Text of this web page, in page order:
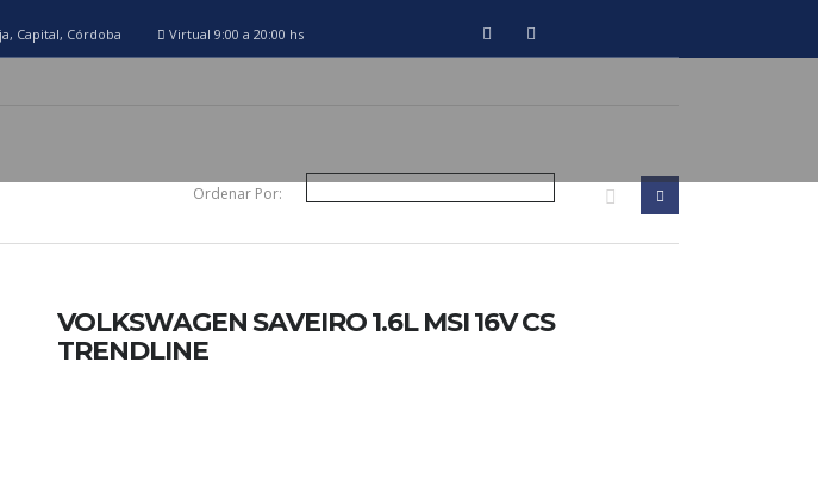
Virtual 9:00 a 20:00 hs
Capital, Córdoba
Ordenar Por:
VOLKSWAGEN SAVEIRO 1.6L MSI 16V CS
TRENDLINE